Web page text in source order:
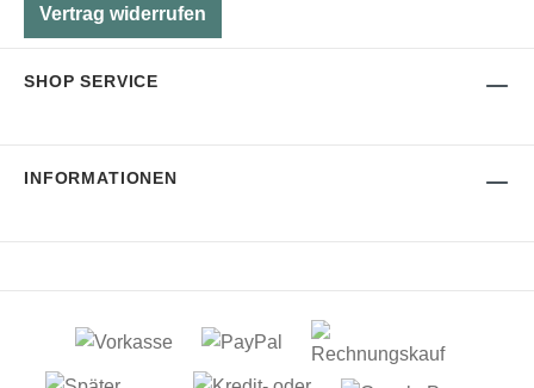
Vertrag widerrufen
SHOP SERVICE
INFORMATIONEN